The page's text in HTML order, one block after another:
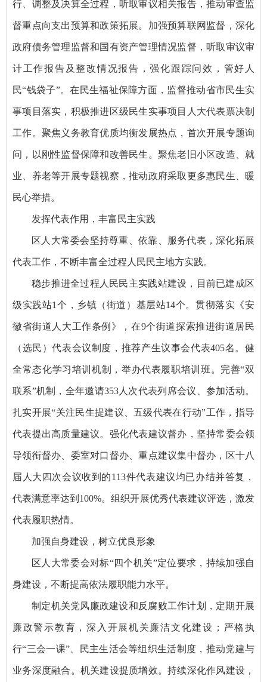
行、调整及决算全过程，听取审议相关报告，推动审查监
督重点向支出预算和政策拓展。加强预算联网监督，深化
政府债务管理监督和国有资产管理情况监督，听取审议审
计工作报告及整改情况报告，强化跟踪问效，管好人
民“钱袋子”。在民生福祉保障方面，监督推动省市民生实
事项目落实，积极推进区级民生实事项目人大代表票决制
工作。聚焦义务教育优质均衡发展热点，首次开展专题询
问，以刚性监督保障和改善民生。聚焦老旧小区改造、就
业、养老等开展专题视察，推动政府采取更多惠民生、暖
民心举措。
发挥代表作用，丰富民主实践
区人大常委会坚持尊重、依靠、服务代表，深化拓展
代表工作，不断丰富全过程人民民主地方实践。
稳步推进全过程人民民主实践站建设，目前已建成区
级实践站1个，乡镇（街道）基层站14个。贯彻落实《安
徽省街道人大工作条例》，在9个街道探索推进街道居民
（选民）代表会议制度，推荐产生议事会代表405名。健
全常态化学习培训机制，举办代表履职培训班。完善“双
联系”机制，全年邀请353人次代表列席会议、参加活动。
扎实开展“关注民生提建议、五级代表在行动”工作，指导
代表提出高质量建议。强化代表建议督办，坚持常委会领
导领衔督办、委室对口督办、重点建议集中督办，区十八
届人大四次会议收到的113件代表建议均已办结并答复，
代表满意率达到100%。组织开展优秀代表建议评选，激发
代表履职热情。
加强自身建设，树立优良形象
区人大常委会对标“四个机关”定位要求，持续加强自
身建设，不断提高依法履职能力水平。
制定机关党风廉政建设和反腐败工作计划，定期开展
廉政警示教育，深入开展机关廉洁文化建设；严格执
行“三会一课”、民主生活会等组织生活制度，推动党建与
业务深度融合。机关建设提质增效。持续深化作风建设，